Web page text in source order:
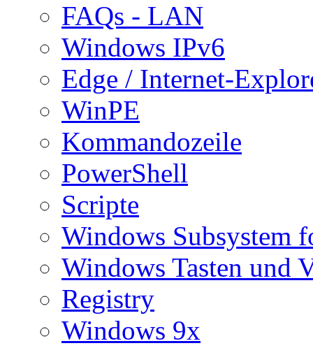
FAQs - LAN
Windows IPv6
Edge / Internet-
WinPE
Kommandozeile
PowerShell
Scripte
Windows Subsystem
Windows Tasten und
Registry
Windows 9x